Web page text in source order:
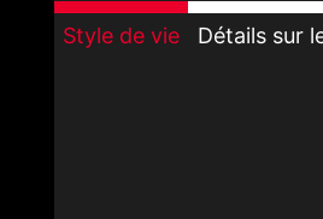
Style de vie Détails sur